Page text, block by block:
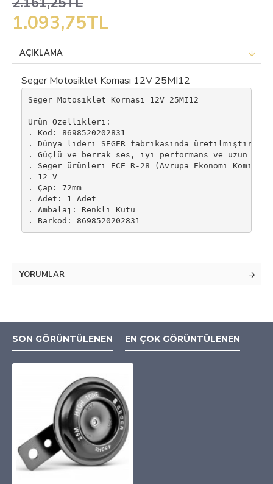
1.093,75TL
AÇIKLAMA
Seger Motosiklet Kornası 12V 25MI12
Seger Motosiklet Kornası 12V 25MI12
Ürün Özellikleri:
. Kod: 8698520202831
. Dünya lideri SEGER fabrikasında üretilmiştir.
. Güçlü ve berrak ses, iyi performans ve uzun
. Seger ürünleri ECE R-28 (Avrupa Ekonomi
. 12 V
. Çap: 72mm
. Adet: 1 Adet
. Ambalaj: Renkli Kutu
. Barkod: 8698520202831
YORUMLAR
SON GÖRÜNTÜLENEN EN ÇOK GÖRÜNTÜLENEN